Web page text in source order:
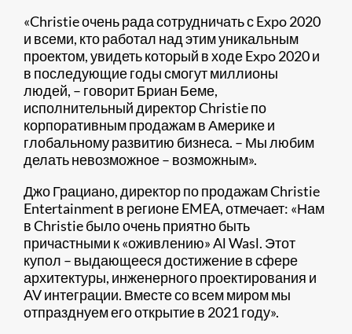
«Christie очень рада сотрудничать с Expo 2020
и всеми, кто работал над этим уникальным
проектом, увидеть который в ходе Expo 2020 и
в последующие годы смогут миллионы
людей, – говорит Бриан Беме,
исполнительный директор Christie по
корпоративным продажам в Америке и
глобальному развитию бизнеса. – Мы любим
делать невозможное – возможным».
Джо Грациано, директор по продажам Christie
Entertainment в регионе EMEA, отмечает: «Нам
в Christie было очень приятно быть
причастными к «оживлению» Al Wasl. Этот
купол – выдающееся достижение в сфере
архитектуры, инженерного проектирования и
AV интеграции. Вместе со всем миром мы
отпразднуем его открытие в 2021 году».